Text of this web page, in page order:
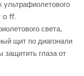
ультрафиолетового
o ﬀ.
света,
щит по диагонали
глаза от